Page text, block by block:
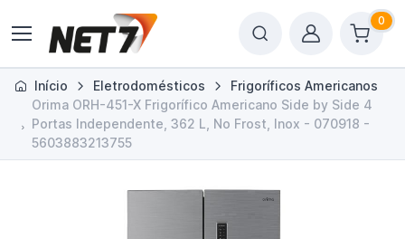
0
Início Eletrodomésticos
Frigoríficos Americanos
Orima ORH-451-X Frigorífico Americano Side by Side 4
Portas Independente, 362 L, No Frost, Inox - 070918 -
5603883213755